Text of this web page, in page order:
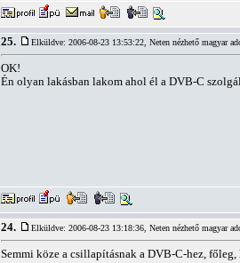
25. Elküldve: 2006-08-23 13:53:22, Neten nézhető magyar
OK!
Én olyan lakásban lakom ahol él a DVB-C
24. Elküldve: 2006-08-23 13:18:36, Neten nézhető magyar
Semmi köze a csillapításnak a DVB-C-hez,